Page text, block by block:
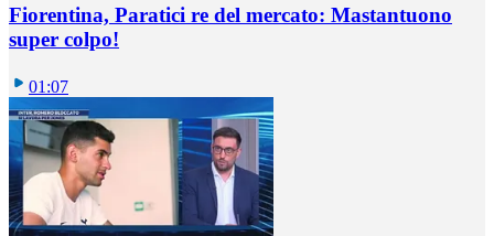
Fiorentina, Paratici re del mercato: Mastantuono
super colpo!
01:07